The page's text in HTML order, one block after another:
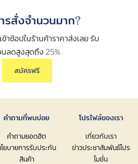
รสั่งจำนวนมาก?
าช้อปในร้านค้าราคาส่งเลย รับ
นลดสูงสุดถึง 25%
สมัครฟรี
คำถามที่พบบ่อย
คำถามยอดฮิต
ยบายการรับประกัน
สินค้า
โปรไฟล์ของเรา
เกี่ยวกับเรา
ข่าวประชาสัมพันธ์โปร
โมชั่น